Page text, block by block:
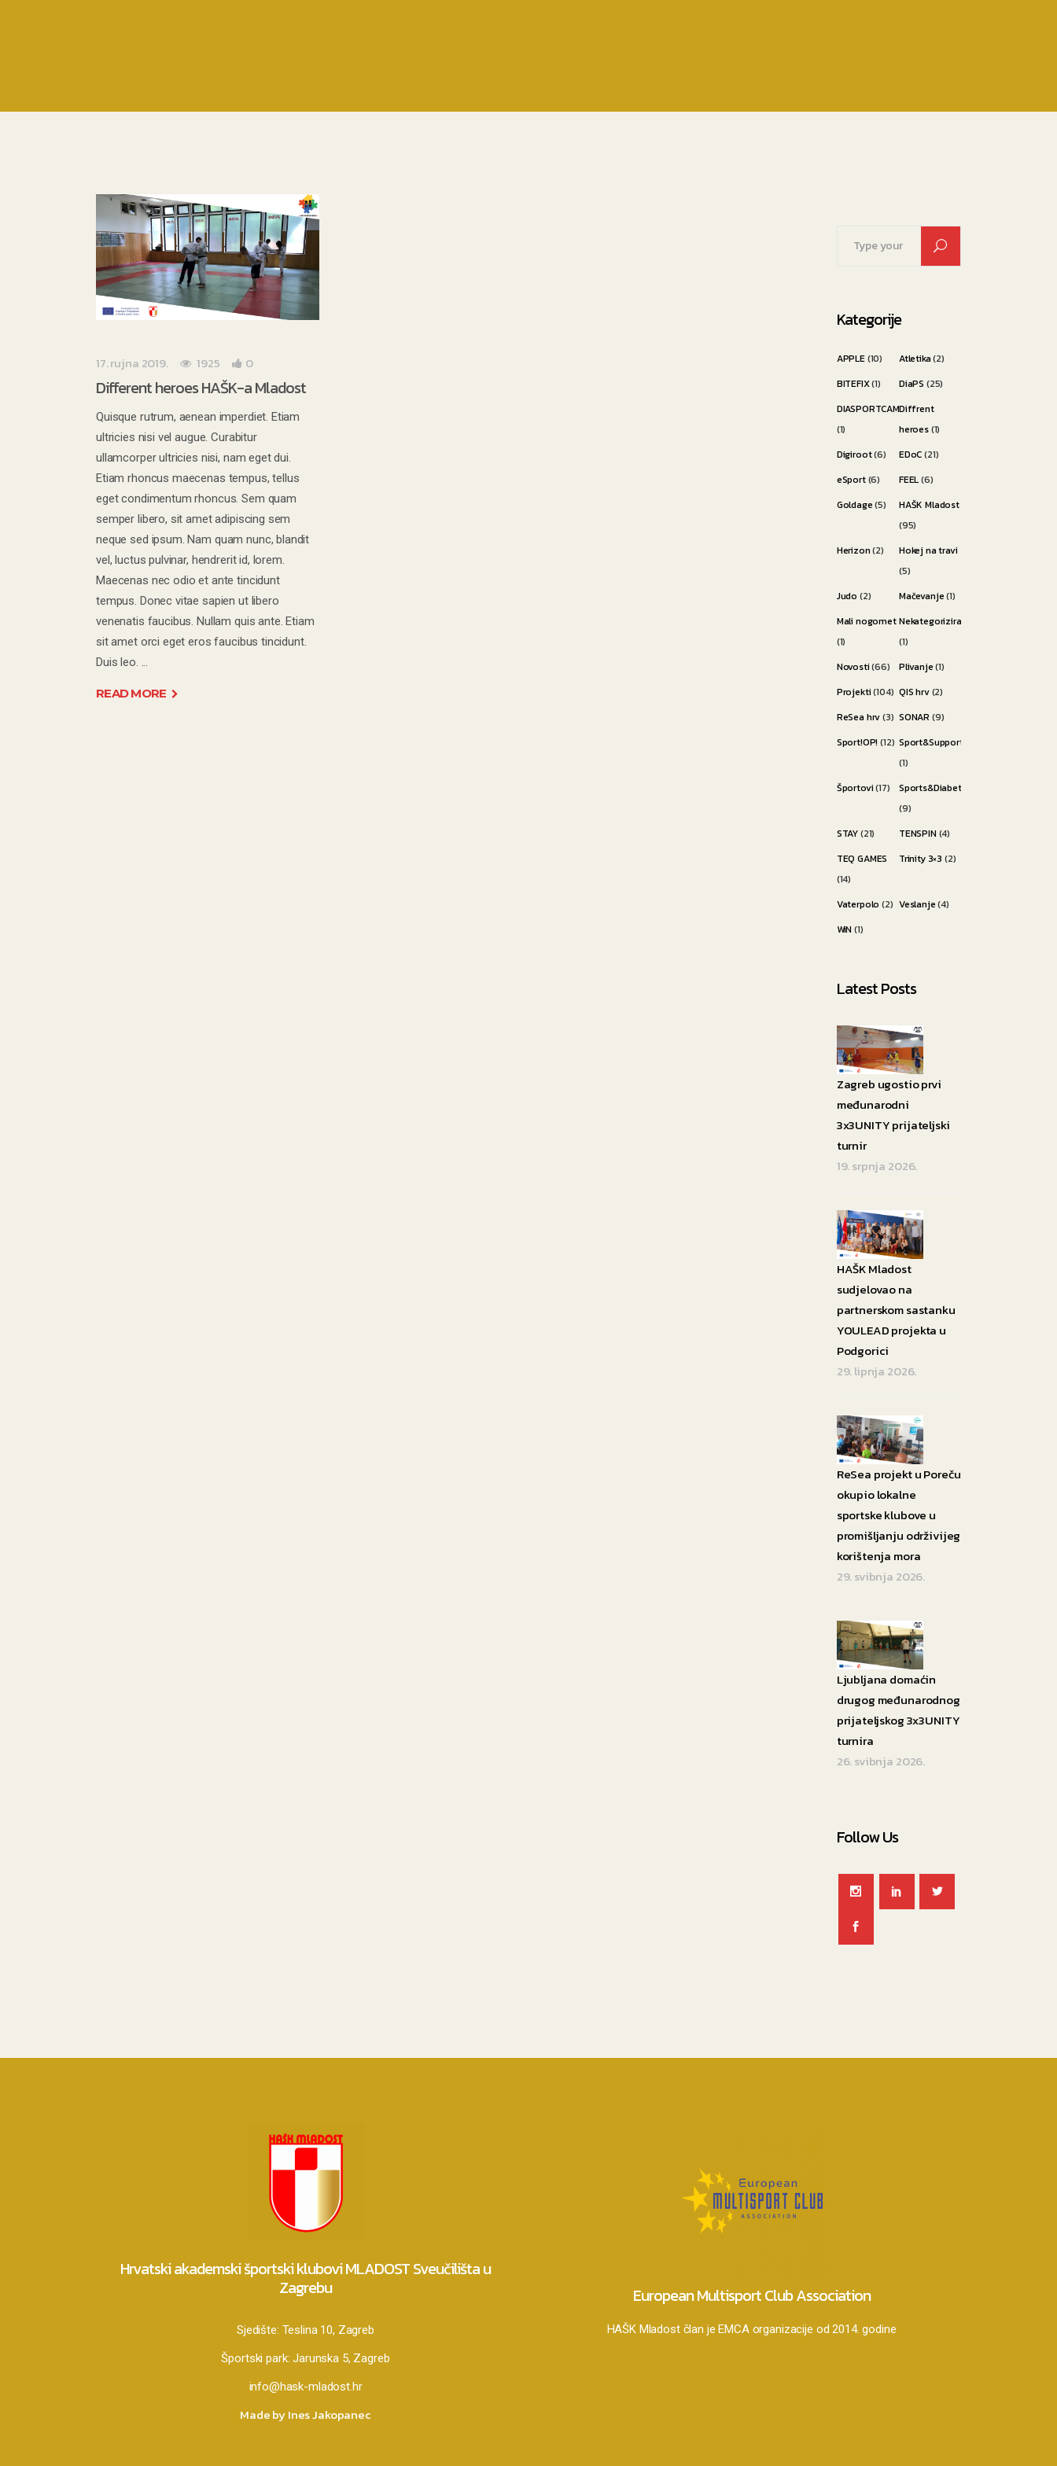
17. rujna 2019. 1925 0
Different heroes HAŠK-a Mladost
Quisque rutrum, aenean imperdiet. Etiam
ultricies nisi vel augue. Curabitur
ullamcorper ultricies nisi, nam eget dui.
Etiam rhoncus maecenas tempus, tellus
eget condimentum rhoncus. Sem quam
semper libero, sit amet adipiscing sem
neque sed ipsum. Nam quam nunc, blandit
vel, luctus pulvinar, hendrerit id, lorem.
Maecenas nec odio et ante tincidunt
tempus. Donec vitae sapien ut libero
venenatis faucibus. Nullam quis ante. Etiam
sit amet orci eget eros faucibus tincidunt.
Duis leo.
READ MORE
Kategorije
APPLE(10) Atletika(2)
BITEFIX(1) DiaPS (25)
DIASPORTCAMP
(1)
Diffrent
heroes(1)
Digiroot(6) EDoC(21)
eSport(6) FEEL(6)
Goldage(5)
HAŠK Mladost
(95)
Herizon(2)
Hokej na travi
(5)
Judo (2) Mačevanje(1)
Mali nogomet
(1)
Nekategorizirano
(1)
Novosti(66) Plivanje(1)
Projekti(104) QIS hrv(2)
ReSea hrv(3) SONAR (9)
Sport!OP! (12) Sport&Support
(1)
Športovi(17)
Sports&Diabetes
(9)
STAY(21) TENSPIN (4)
TEQ GAMES
(14)
Trinity 3×3 (2)
Vaterpolo (2) Veslanje(4)
WiN (1)
Latest Posts
Zagreb ugostio prvi
međunarodni
3x3UNITY prijateljski
turnir
19. srpnja 2026.
HAŠK Mladost
sudjelovao na
partnerskom sastanku
YOULEAD projekta u
Podgorici
29. lipnja 2026.
ReSea projekt u Poreču
okupio lokalne
sportske klubove u
promišljanju održivijeg
korištenja mora
29. svibnja 2026.
Ljubljana domaćin
drugog međunarodnog
prijateljskog 3x3UNITY
turnira
26. svibnja 2026.
Follow Us
Hrvatski akademski športski klubovi MLADOST Sveučilišta u
Zagrebu
Sjedište: Teslina 10, Zagreb
Športski park:Jarunska 5, Zagreb
info@hask-mladost.hr
Made by Ines Jakopanec
European Multisport Club Association
HAŠK Mladost član je EMCA organizacije od 2014. godine